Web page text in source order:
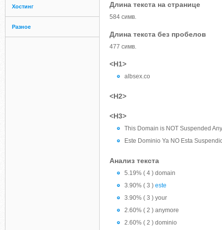
Хостинг
Разное
Длина текста на странице
584 симв.
Длина текста без пробелов
477 симв.
<H1>
albsex.co
<H2>
<H3>
This Domain is NOT Suspended
Este Dominio Ya NO Esta
Анализ текста
5.19% ( 4 ) domain
3.90% ( 3 ) este
3.90% ( 3 ) your
2.60% ( 2 ) anymore
2.60% ( 2 ) dominio